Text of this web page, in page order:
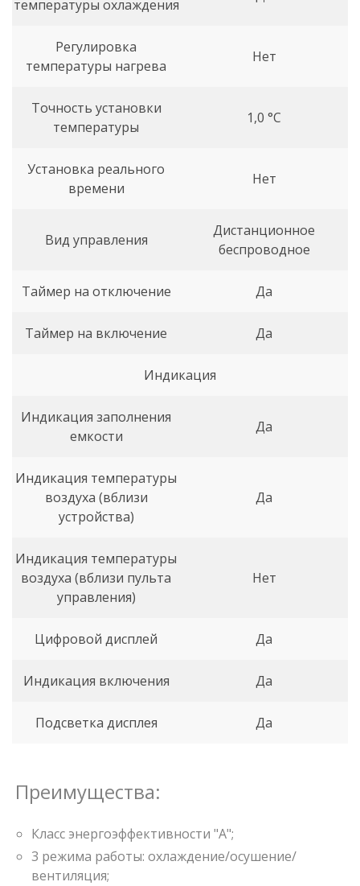
температуры охлаждения
Регулировка
температуры нагрева
Нет
Точность установки
температуры
1,0 °С
Установка реального
времени
Нет
Вид управления
Дистанционное
беспроводное
Таймер на отключение Да
Таймер на включение Да
Индикация
Индикация заполнения
емкости
Да
Индикация температуры
воздуха (вблизи
устройства)
Да
Индикация температуры
воздуха (вблизи пульта
управления)
Нет
Цифровой дисплей Да
Индикация включения Да
Подсветка дисплея Да
Преимущества:
Класс энергоэффективности "А";
3 режима работы: охлаждение/осушение/
вентиляция;